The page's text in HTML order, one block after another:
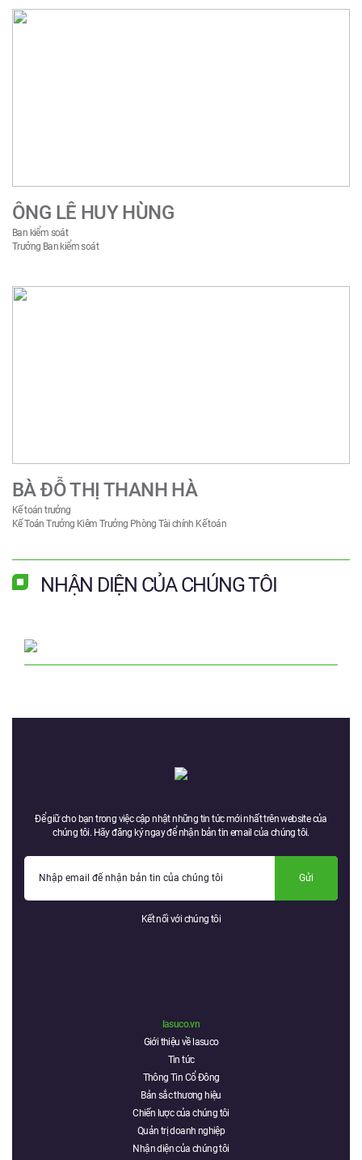
ÔNG LÊ HUY HÙNG
Ban kiểm soát
Trưởng Ban kiểm soát
BÀ ĐỖ THỊ THANH HÀ
Kế toán trưởng
Kế Toán Trưởng Kiêm Trưởng Phòng Tài chính Kế toán
NHẬN DIỆN CỦA CHÚNG TÔI
Để giữ cho bạn trong việc cập nhật những tin tức mới nhất trên website của
chúng tôi. Hãy đăng ký ngay để nhận bản tin email của chúng tôi.
Gửi
Kết nối với chúng tôi
lasuco.vn
Giới thiệu về lasuco
Tin tức
Thông Tin Cổ Đông
Bản sắc thương hiệu
Chiến lược của chúng tôi
Quản trị doanh nghiệp
Nhận diện của chúng tôi